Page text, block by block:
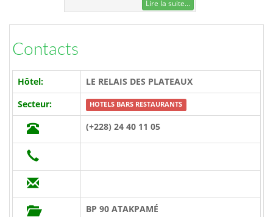
Lire la suite...
Contacts
Hôtel:
LE RELAIS DES PLATEAUX
Secteur:
HOTELS BARS RESTAURANTS
(+228) 24 40 11 05
BP 90 ATAKPAMÉ